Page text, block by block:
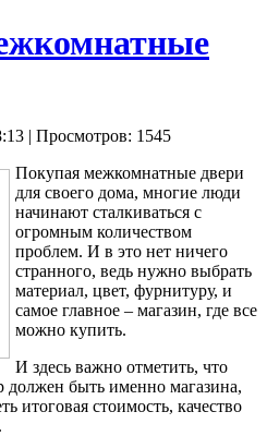
| Просмотров: 1545
Покупая межкомнатные двери
для своего дома, многие люди
начинают сталкиваться с
огромным количеством
проблем. И в это нет ничего
странного, ведь нужно выбрать
материал, цвет, фурнитуру, и
самое главное – магазин, где все
можно купить.
И здесь важно отметить, что
быть именно магазина,
итоговая стоимость, качество